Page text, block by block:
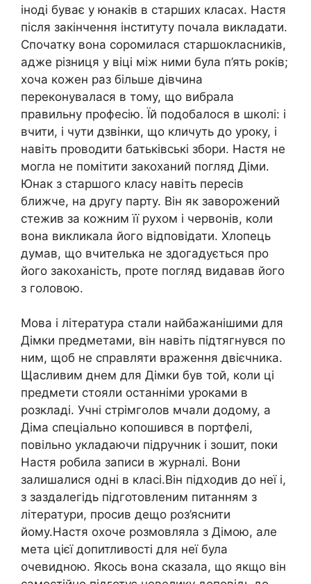
іноді буває у юнаків в старших класах. Настя
після закінчення інституту почала викладати.
Спочатку вона соромилася старшокласників,
адже різниця у віці між ними була п’ять років;
хоча кожен раз більше дівчина
переконувалася в тому, що вибрала
правильну професію. Їй подобалося в школі: і
вчити, і чути дзвінки, що кличуть до уроку, і
навіть проводити батьківські збори. Настя не
могла не помітити закоханий погляд Діми.
Юнак з старшого класу навіть пересів
ближче, на другу парту. Він як заворожений
стежив за кожним її рухом і червонів, коли
вона викликала його відповідати. Хлопець
думав, що вчителька не здогадується про
його закоханість, проте погляд видавав його
з головою.
Мова і література стали найбажанішими для
Дімки предметами, він навіть підтягнувся по
ним, щоб не справляти враження двієчника.
Щасливим днем для Дімки був той, коли ці
предмети стояли останніми уроками в
розкладі. Учні стрімголов мчали додому, а
Діма спеціально копошився в портфелі,
повільно укладаючи підручник і зошит, поки
Настя робила записи в журналі. Вони
залишалися одні в класі.Він підходив до неї і,
з заздалегідь підготовленим питанням з
літератури, просив дещо роз’яснити
йому.Настя охоче розмовляла з Дімою, але
мета цієї допитливості для неї була
очевидною. Якось вона сказала, що якщо він